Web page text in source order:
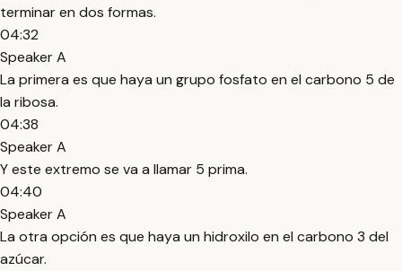
terminar en dos formas.
04:32
Speaker A
La primera es que haya un grupo fosfato en el carbono 5 de
la ribosa.
04:38
Speaker A
Y este extremo se va a llamar 5 prima.
04:40
Speaker A
La otra opción es que haya un hidroxilo en el carbono 3 del
azúcar.